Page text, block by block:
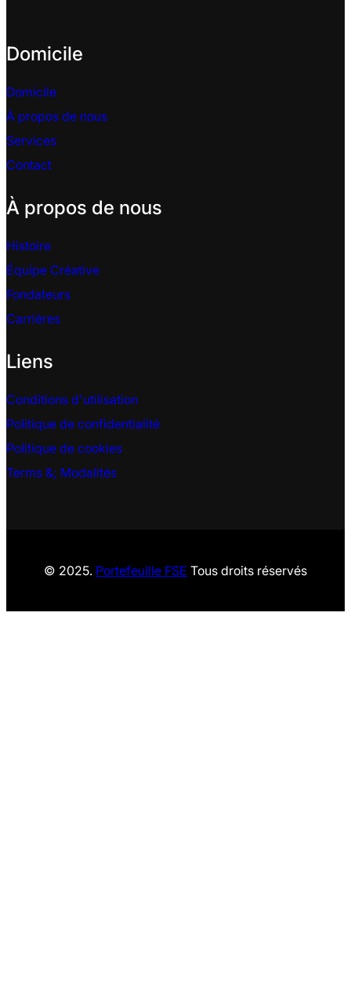
Domicile
Domicile
À propos de nous
Services
Contact
À propos de nous
Histoire
Équipe Créative
Fondateurs
Carrières
Liens
Conditions d'utilisation
Politique de confidentialité
Politique de cookies
Terms &; Modalités
© 2025. Portefeuille FSE Tous droits réservés